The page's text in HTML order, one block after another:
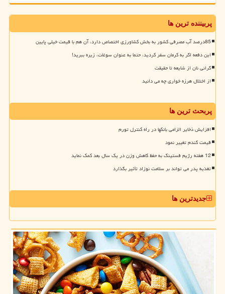
پربیننده ترین ها
85درصد آب مصرفی کشور به بخش کشاورزی اختصاص دارد، آن هم با قیمت خیلی پایین
این دفعه اگر به کرمان سفر کردید، حتما به عنوان سوغات، زیره ببرید!
گرانی نان از شایعه تا حقیقت
از اختلال هرزه خواری چه می دانید
پربحث ترین ها
افزایش ذخایر الزامی بانکها در راه کنترل تورم
قیمت گندم تغییر نمود
12 هفته رژیم فستینگ به حفظ کاهش وزن در یک سال بعد کمک نماید
تغذیه پدر می تواند بر سلامت نوزاد تأثیر بگذارد
جدیدترین ها